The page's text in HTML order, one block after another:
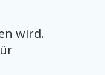
wird.